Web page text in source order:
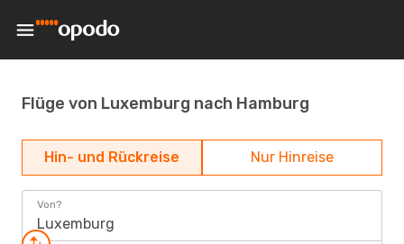
Flüge von Luxemburg nach Hamburg
Hin- und Rückreise Nur Hinreise
Von?
Luxemburg